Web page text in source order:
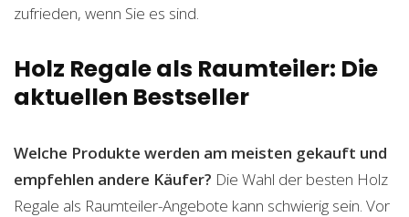
zufrieden, wenn Sie es sind.
Holz Regale als Raumteiler: Die
aktuellen Bestseller
Welche Produkte werden am meisten gekauft und
empfehlen andere Käufer? Die Wahl der besten Holz
Regale als Raumteiler-Angebote kann schwierig sein. Vor